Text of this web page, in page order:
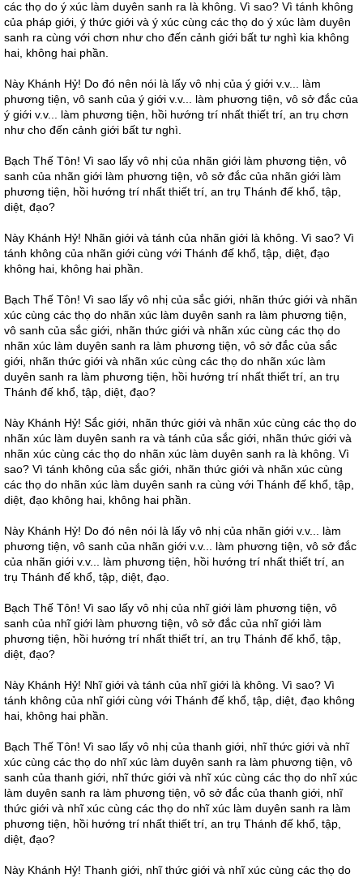
các thọ do ý xúc làm duyên sanh ra là không. Vì sao? Vì tánh không
của pháp giới, ý thức giới và ý xúc cùng các thọ do ý xúc làm duyên
sanh ra cùng với chơn như cho đến cảnh giới bất tư nghì kia không
hai, không hai phần.
Này Khánh Hỷ! Do đó nên nói là lấy vô nhị của ý giới v.v... làm
phương tiện, vô sanh của ý giới v.v... làm phương tiện, vô sở đắc của
ý giới v.v... làm phương tiện, hồi hướng trí nhất thiết trí, an trụ chơn
như cho đến cảnh giới bất tư nghì.
Bạch Thế Tôn! Vì sao lấy vô nhị của nhãn giới làm phương tiện, vô
sanh của nhãn giới làm phương tiện, vô sở đắc của nhãn giới làm
phương tiện, hồi hướng trí nhất thiết trí, an trụ Thánh đế khổ, tập,
diệt, đạo?
Này Khánh Hỷ! Nhãn giới và tánh của nhãn giới là không. Vì sao? Vì
tánh không của nhãn giới cùng với Thánh đế khổ, tập, diệt, đạo
không hai, không hai phần.
Bạch Thế Tôn! Vì sao lấy vô nhị của sắc giới, nhãn thức giới và nhãn
xúc cùng các thọ do nhãn xúc làm duyên sanh ra làm phương tiện,
vô sanh của sắc giới, nhãn thức giới và nhãn xúc cùng các thọ do
nhãn xúc làm duyên sanh ra làm phương tiện, vô sở đắc của sắc
giới, nhãn thức giới và nhãn xúc cùng các thọ do nhãn xúc làm
duyên sanh ra làm phương tiện, hồi hướng trí nhất thiết trí, an trụ
Thánh đế khổ, tập, diệt, đạo?
Này Khánh Hỷ! Sắc giới, nhãn thức giới và nhãn xúc cùng các thọ do
nhãn xúc làm duyên sanh ra và tánh của sắc giới, nhãn thức giới và
nhãn xúc cùng các thọ do nhãn xúc làm duyên sanh ra là không. Vì
sao? Vì tánh không của sắc giới, nhãn thức giới và nhãn xúc cùng
các thọ do nhãn xúc làm duyên sanh ra cùng với Thánh đế khổ, tập,
diệt, đạo không hai, không hai phần.
Này Khánh Hỷ! Do đó nên nói là lấy vô nhị của nhãn giới v.v... làm
phương tiện, vô sanh của nhãn giới v.v... làm phương tiện, vô sở đắc
của nhãn giới v.v... làm phương tiện, hồi hướng trí nhất thiết trí, an
trụ Thánh đế khổ, tập, diệt, đạo.
Bạch Thế Tôn! Vì sao lấy vô nhị của nhĩ giới làm phương tiện, vô
sanh của nhĩ giới làm phương tiện, vô sở đắc của nhĩ giới làm
phương tiện, hồi hướng trí nhất thiết trí, an trụ Thánh đế khổ, tập,
diệt, đạo?
Này Khánh Hỷ! Nhĩ giới và tánh của nhĩ giới là không. Vì sao? Vì
tánh không của nhĩ giới cùng với Thánh đế khổ, tập, diệt, đạo không
hai, không hai phần.
Bạch Thế Tôn! Vì sao lấy vô nhị của thanh giới, nhĩ thức giới và nhĩ
xúc cùng các thọ do nhĩ xúc làm duyên sanh ra làm phương tiện, vô
sanh của thanh giới, nhĩ thức giới và nhĩ xúc cùng các thọ do nhĩ xúc
làm duyên sanh ra làm phương tiện, vô sở đắc của thanh giới, nhĩ
thức giới và nhĩ xúc cùng các thọ do nhĩ xúc làm duyên sanh ra làm
phương tiện, hồi hướng trí nhất thiết trí, an trụ Thánh đế khổ, tập,
diệt, đạo?
Này Khánh Hỷ! Thanh giới, nhĩ thức giới và nhĩ xúc cùng các thọ do